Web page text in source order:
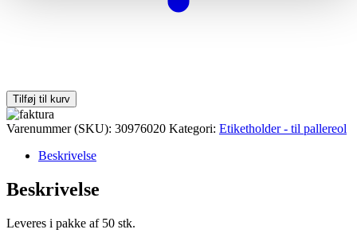
Tilføj til kurv
Varenummer (SKU): 30976020 Kategori: Etiketholder - til pallereol
Beskrivelse
Beskrivelse
Leveres i pakke af 50 stk.